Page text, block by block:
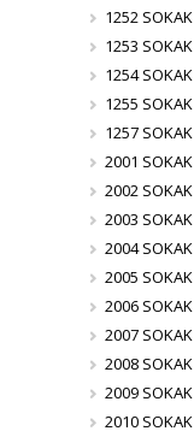
1252 SOKAK
1253 SOKAK
1254 SOKAK
1255 SOKAK
1257 SOKAK
2001 SOKAK
2002 SOKAK
2003 SOKAK
2004 SOKAK
2005 SOKAK
2006 SOKAK
2007 SOKAK
2008 SOKAK
2009 SOKAK
2010 SOKAK